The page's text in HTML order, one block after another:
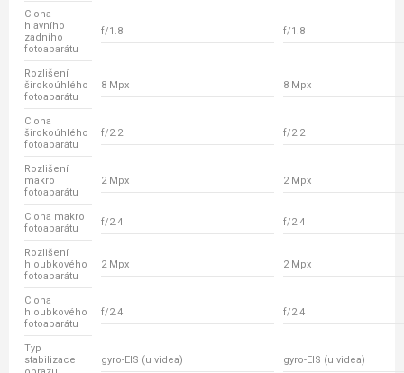
Clona
hlavního
zadního
fotoaparátu
f/1.8 f/1.8
Rozlišení
širokoúhlého
fotoaparátu
8 Mpx 8 Mpx
Clona
širokoúhlého
fotoaparátu
f/2.2 f/2.2
Rozlišení
makro
fotoaparátu
2 Mpx 2 Mpx
Clona makro
fotoaparátu
f/2.4 f/2.4
Rozlišení
hloubkového
fotoaparátu
2 Mpx 2 Mpx
Clona
hloubkového
fotoaparátu
f/2.4 f/2.4
Typ
stabilizace
gyro-EIS (u videa) gyro-EIS (u videa)